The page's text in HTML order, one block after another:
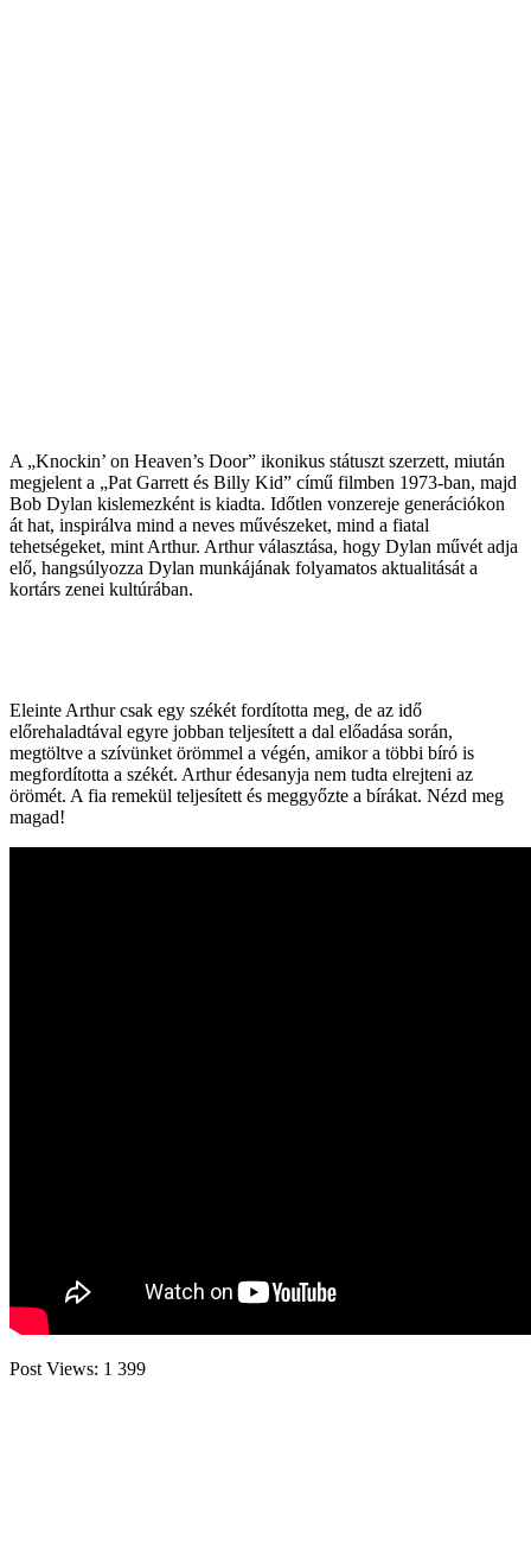
A „Knockin’ on Heaven’s Door” ikonikus státuszt szerzett, miután
megjelent a „Pat Garrett és Billy Kid” című filmben 1973-ban, majd
Bob Dylan kislemezként is kiadta. Időtlen vonzereje generációkon
át hat, inspirálva mind a neves művészeket, mind a fiatal
tehetségeket, mint Arthur. Arthur választása, hogy Dylan művét adja
elő, hangsúlyozza Dylan munkájának folyamatos aktualitását a
kortárs zenei kultúrában.
Eleinte Arthur csak egy székét fordította meg, de az idő
előrehaladtával egyre jobban teljesített a dal előadása során,
megtöltve a szívünket örömmel a végén, amikor a többi bíró is
megfordította a székét. Arthur édesanyja nem tudta elrejteni az
örömét. A fia remekül teljesített és meggyőzte a bírákat. Nézd meg
magad!
Post Views: 1 399